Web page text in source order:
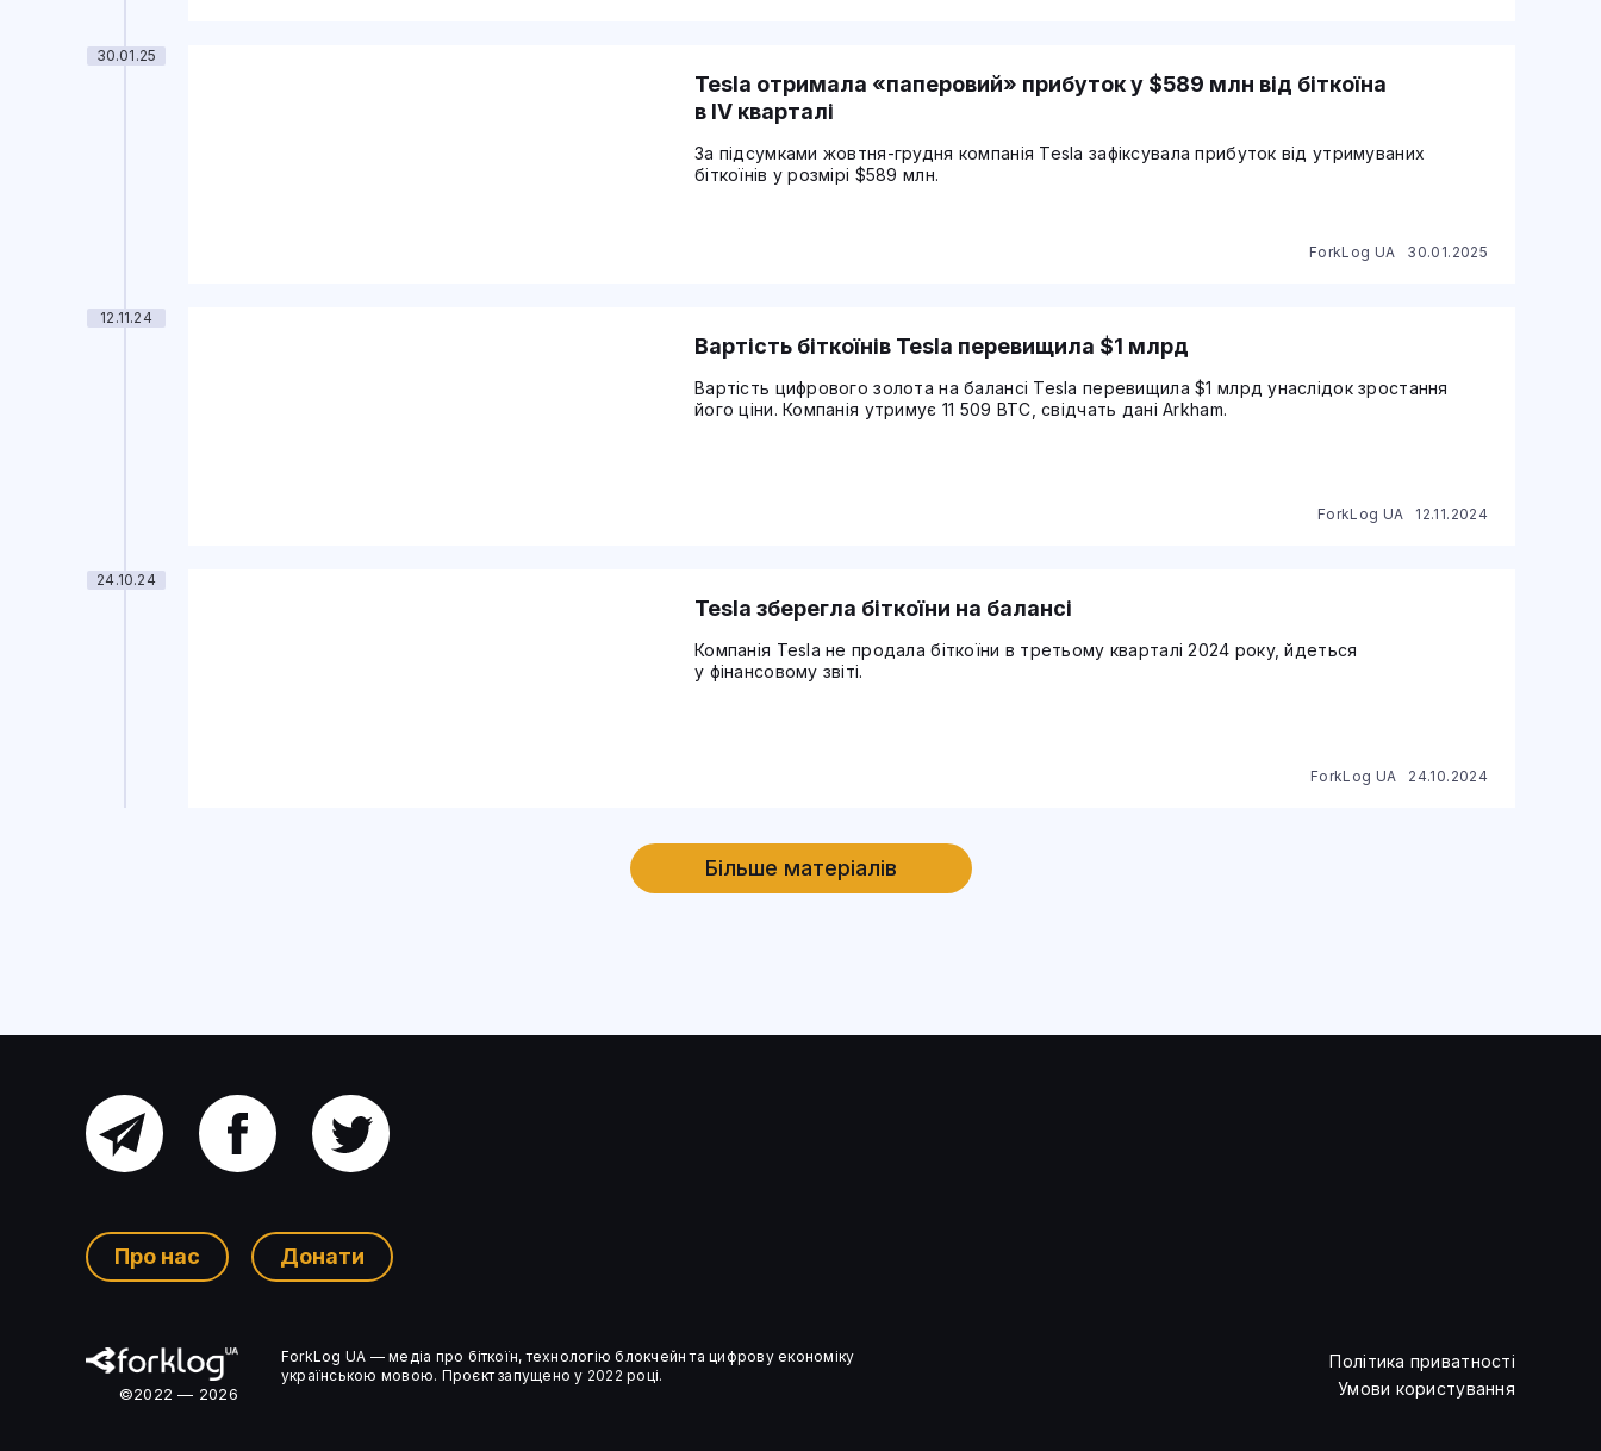
Tesla отримала «паперовий» прибуток у $589 млн від біткоїна
в IV кварталі
За підсумками жовтня-грудня компанія Tesla зафіксувала прибуток від утримуваних
біткоїнів у розмірі $589 млн.
ForkLog UA 30.01.2025
Вартість біткоїнів Tesla перевищила $1 млрд
Вартість цифрового золота на балансі Tesla перевищила $1 млрд унаслідок зростання
його ціни. Компанія утримує 11 509 BTC, свідчать дані Arkham.
ForkLog UA 12.11.2024
Tesla зберегла біткоїни на балансі
Компанія Tesla не продала біткоїни в третьому кварталі 2024 року, йдеться
у фінансовому звіті.
ForkLog UA 24.10.2024
Більше матеріалів
Головний
Ком’юніті-
чат
Facebook
Про нас Донати
©2022 — 2026
ForkLog UA — медіа про біткоїн, технологію блокчейн та цифрову економіку
українською мовою. Проєкт запущено у 2022 році.
Політика приватності
Умови користування